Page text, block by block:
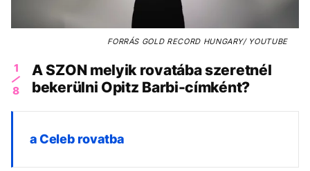
FORRÁS GOLD RECORD HUNGARY/ YOUTUBE
1
8
A SZON melyik rovatába szeretnél
bekerülni Opitz Barbi-címként?
a Celeb rovatba